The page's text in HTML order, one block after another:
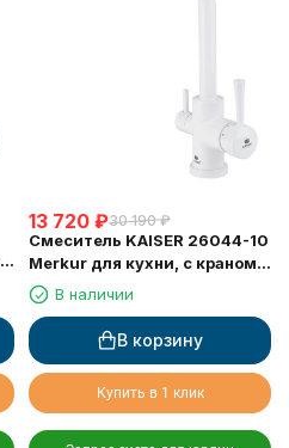
13 720 ₽30 190 ₽
Смеситель KAISER 26044-10
Merkur для кухни, с краном
для питьевой воды, белый
глянц
В наличии
В корзину
Купить в 1 клик